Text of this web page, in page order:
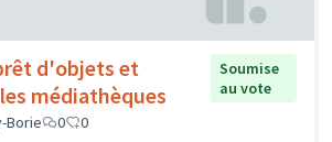
d'objets et
médiathèques
Soumise
au vote
Borie
0 0